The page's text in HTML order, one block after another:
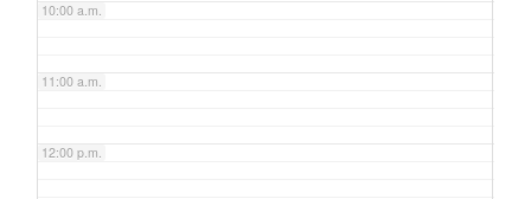
10:00 a.m.
11:00 a.m.
12:00 p.m.